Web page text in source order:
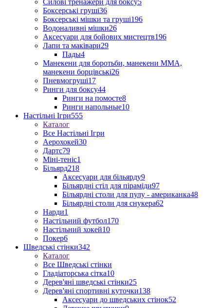
Силові тренажери для боксу5
Боксерські груші36
Боксерські мішки та груші196
Водоналивні мішки26
Аксесуари для бойових мистецтв196
Лапи та маківари29
Пады4
Манекени для боротьби, манекени ММА,
манекени борцівські26
Пневмогруші17
Ринги для боксу44
Ринги на помосте8
Ринги напольные10
Настільні Ігри555
Каталог
Все Настільні Ігри
Аерохокей30
Дартс79
Міні-теніс1
Більярд218
Аксесуари для більярду9
Більярдні стіл для піраміди97
Більярдні столи для пулу - американка48
Більярдні столи для снукера62
Нарди1
Настільний футбол170
Настільний хокей10
Покер6
Шведські стінки342
Каталог
Все Шведські стінки
Гладіаторська сітка10
Дерев'яні шведські стінки25
Дерев'яні спортивні куточки138
Аксесуари до шведських стінок52